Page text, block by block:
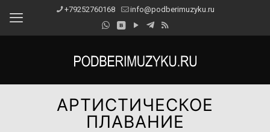
+79252760168 info@podberimuzyku.ru
АРТИСТИЧЕСКОЕ
ПЛАВАНИЕ